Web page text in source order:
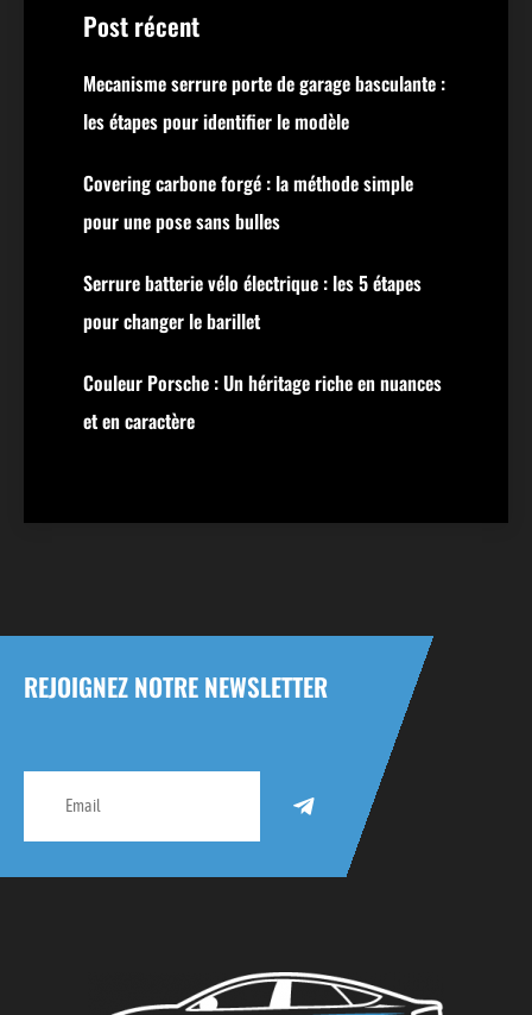
Post récent
Mecanisme serrure porte de garage basculante :
les étapes pour identifier le modèle
Covering carbone forgé : la méthode simple
pour une pose sans bulles
Serrure batterie vélo électrique : les 5 étapes
pour changer le barillet
Couleur Porsche : Un héritage riche en nuances
et en caractère
REJOIGNEZ NOTRE NEWSLETTER